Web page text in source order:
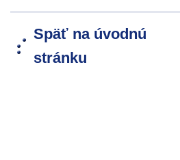
Späť na úvodnú
stránku